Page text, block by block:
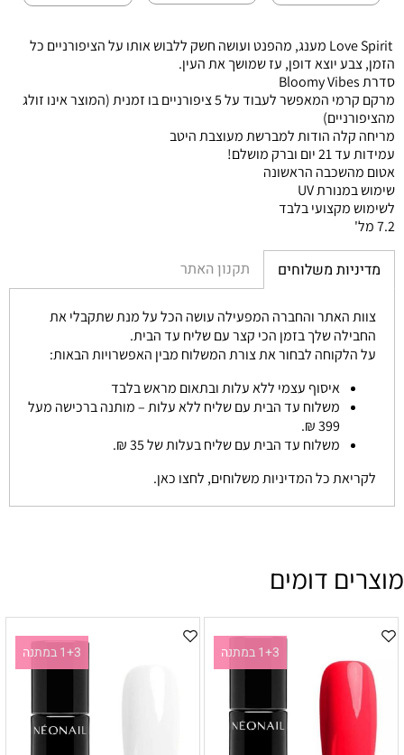
Love Spirit מענג, מהפנט ועושה חשק ללבוש אותו על הציפורניים כל
הזמן, צבע יוצא דופן, עז שמושך את העין.
סדרת Bloomy Vibes
מרקם קרמי המאפשר לעבוד על 5 ציפורניים בו זמנית (המוצר אינו זולג
מהציפורניים)
מריחה קלה הודות למברשת מעוצבת היטב
עמידות עד 21 יום וברק מושלם!
אטום מהשכבה הראשונה
שימוש במנורת UV
לשימוש מקצועי בלבד
7.2 מל'
מדיניות משלוחים תקנון האתר
צוות האתר והחברה המפעילה עושה הכל על מנת שתקבלי את
החבילה שלך בזמן הכי קצר עם שליח עד הבית.
על הלקוחה לבחור את צורת המשלוח מבין האפשרויות הבאות:
איסוף עצמי ללא עלות ובתאום מראש בלבד
משלוח עד הבית עם שליח ללא עלות – מותנה ברכישה מעל
399 ₪.
משלוח עד הבית עם שליח בעלות של 35 ₪.
לקריאת כל המדיניות משלוחים, לחצו כאן.
מוצרים דומים
1+3 במתנה 1+3 במתנה